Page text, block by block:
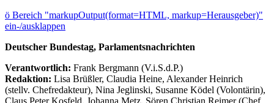
ö Bereich "markupOutput(format=HTML, markup=Herausgeber)"
ein-/ausklappen
Deutscher Bundestag, Parlamentsnachrichten
Verantwortlich: Frank Bergmann (V.i.S.d.P.)
Redaktion: Lisa Brüßler, Claudia Heine, Alexander Heinrich
(stellv. Chefredakteur), Nina Jeglinski, Susanne Ködel (Volontärin),